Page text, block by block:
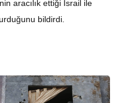
aracılık ettiği İsrail ile
bildirdi.